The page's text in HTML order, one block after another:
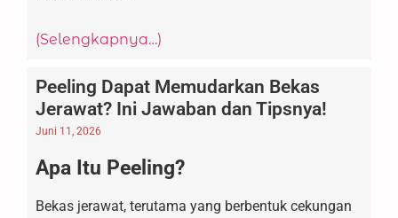
(Selengkapnya…)
Peeling Dapat Memudarkan Bekas
Jerawat? Ini Jawaban dan Tipsnya!
Juni 11, 2026
Apa Itu Peeling?
Bekas jerawat, terutama yang berbentuk cekungan